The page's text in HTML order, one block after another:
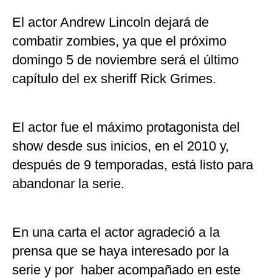
El actor Andrew Lincoln dejará de
combatir zombies, ya que el próximo
domingo 5 de noviembre será el último
capítulo del ex sheriff Rick Grimes.
El actor fue el máximo protagonista del
show desde sus inicios, en el 2010 y,
después de 9 temporadas, está listo para
abandonar la serie.
En una carta el actor agradeció a la
prensa que se haya interesado por la
serie y por haber acompañado en este